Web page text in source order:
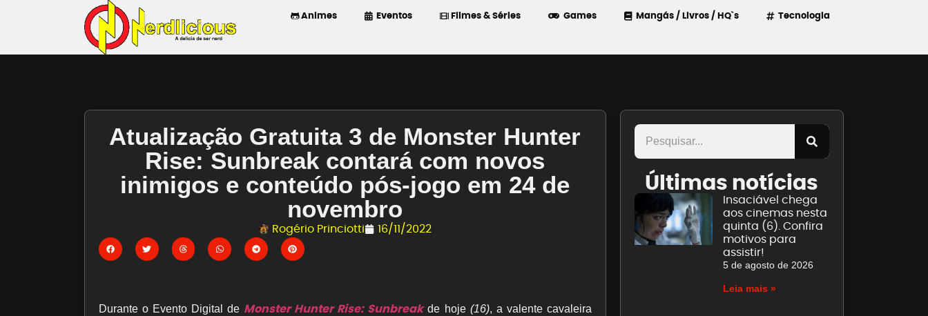
Animes Eventos Filmes & Séries Games Mangás / Livros / HQ`s Tecnologia
Atualização Gratuita 3 de Monster Hunter
Rise: Sunbreak contará com novos
inimigos e conteúdo pós-jogo em 24 de
novembro
Rogério Princiotti 16/11/2022
Durante o Evento Digital de Monster Hunter Rise: Sunbreakde hoje (16), a valente cavaleira
Últimas notícias
Insaciável chega
aos cinemas nesta
quinta (6). Confira
motivos para
assistir!
5 de agosto de 2026
Leia mais »